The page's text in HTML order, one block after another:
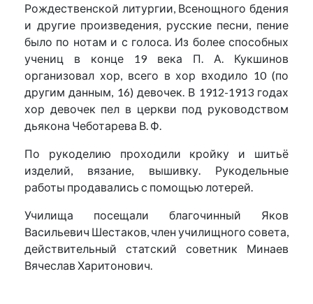
Рождественской литургии, Всенощного бдения
и другие произведения, русские песни, пение
было по нотам и с голоса. Из более способных
учениц в конце 19 века П. А. Кукшинов
организовал хор, всего в хор входило 10 (по
другим данным, 16) девочек. В 1912-1913 годах
хор девочек пел в церкви под руководством
дьякона Чеботарева В. Ф.
По рукоделию проходили кройку и шитьё
изделий, вязание, вышивку. Рукодельные
работы продавались с помощью лотерей.
Училища посещали благочинный Яков
Васильевич Шестаков, член училищного совета,
действительный статский советник Минаев
Вячеслав Харитонович.